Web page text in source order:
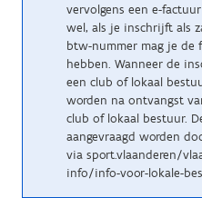
vervolgens een e-
wel, als je inschrijft als
btw-nummer mag je de
hebben. Wanneer de
een club of lokaal
worden na ontvangst
club of lokaal bestuur.
aangevraagd worden
via sport.vlaanderen/
info/info-voor-lokale-